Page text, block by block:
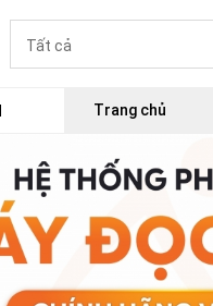
Trang chủ